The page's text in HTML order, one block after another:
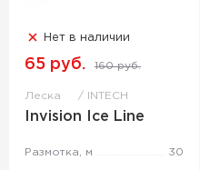
Нет в наличии
65 руб. 160 руб.
Леска INTECH
Invision Ice Line
Размотка, м 30